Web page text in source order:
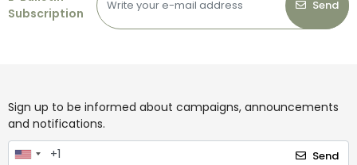
Subscription
Send
Sign up to be informed about campaigns, announcements
and notifications.
Send